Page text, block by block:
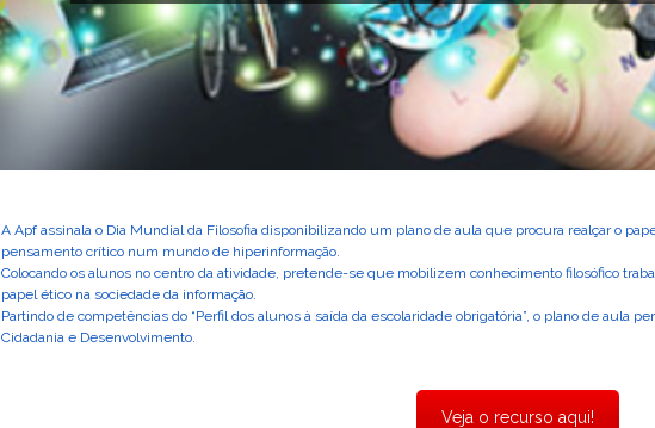
A Apf assinala o Dia Mundial da Filosofia disponibilizando um plano de aula que procura realçar o
pensamento crítico num mundo de hiperinformação.
Colocando os alunos no centro da atividade, pretende-se que mobilizem conhecimento filosófico
papel ético na sociedade da informação.
Partindo de competências do “Perfil dos alunos à saída da escolaridade obrigatória”, o plano de aula
Cidadania e Desenvolvimento.
Veja o recurso aqui!